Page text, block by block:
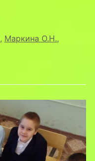
, Маркина О.Н.,